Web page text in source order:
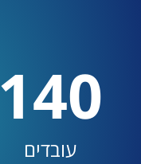
עובדים
140